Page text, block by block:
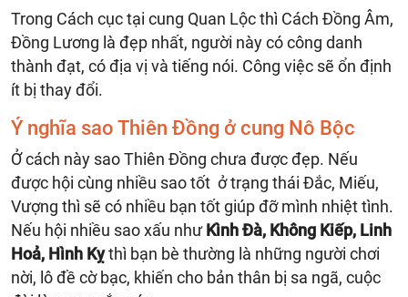
Trong Cách cục tại cung Quan Lộc thì Cách Đồng Âm,
Đồng Lương là đẹp nhất, người này có công danh
thành đạt, có địa vị và tiếng nói. Công việc sẽ ổn định
ít bị thay đổi.
Ý nghĩa sao Thiên Đồng ở cung Nô Bộc
Ở cách này sao Thiên Đồng chưa được đẹp. Nếu
được hội cùng nhiều sao tốt ở trạng thái Đắc, Miếu,
Vượng thì sẽ có nhiều bạn tốt giúp đỡ mình nhiệt tình.
Nếu hội nhiều sao xấu nhưKình Đà, Không Kiếp, Linh
Hoả, Hình Kỵthì bạn bè thường là những người chơi
nời, lô đề cờ bạc, khiến cho bản thân bị sa ngã, cuộc